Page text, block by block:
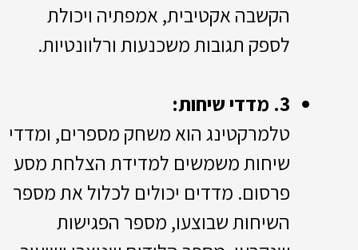
הקשבה אקטיבית, אמפתיה ויכולת
לספק תגובות משכנעות ורלוונטיות.
3. מדדי שיחות:
טלמרקטינג הוא משחק מספרים, ומדדי
שיחות משמשים למדידת הצלחת מסע
פרסום. מדדים יכולים לכלול את מספר
השיחות שבוצעו, מספר הפגישות